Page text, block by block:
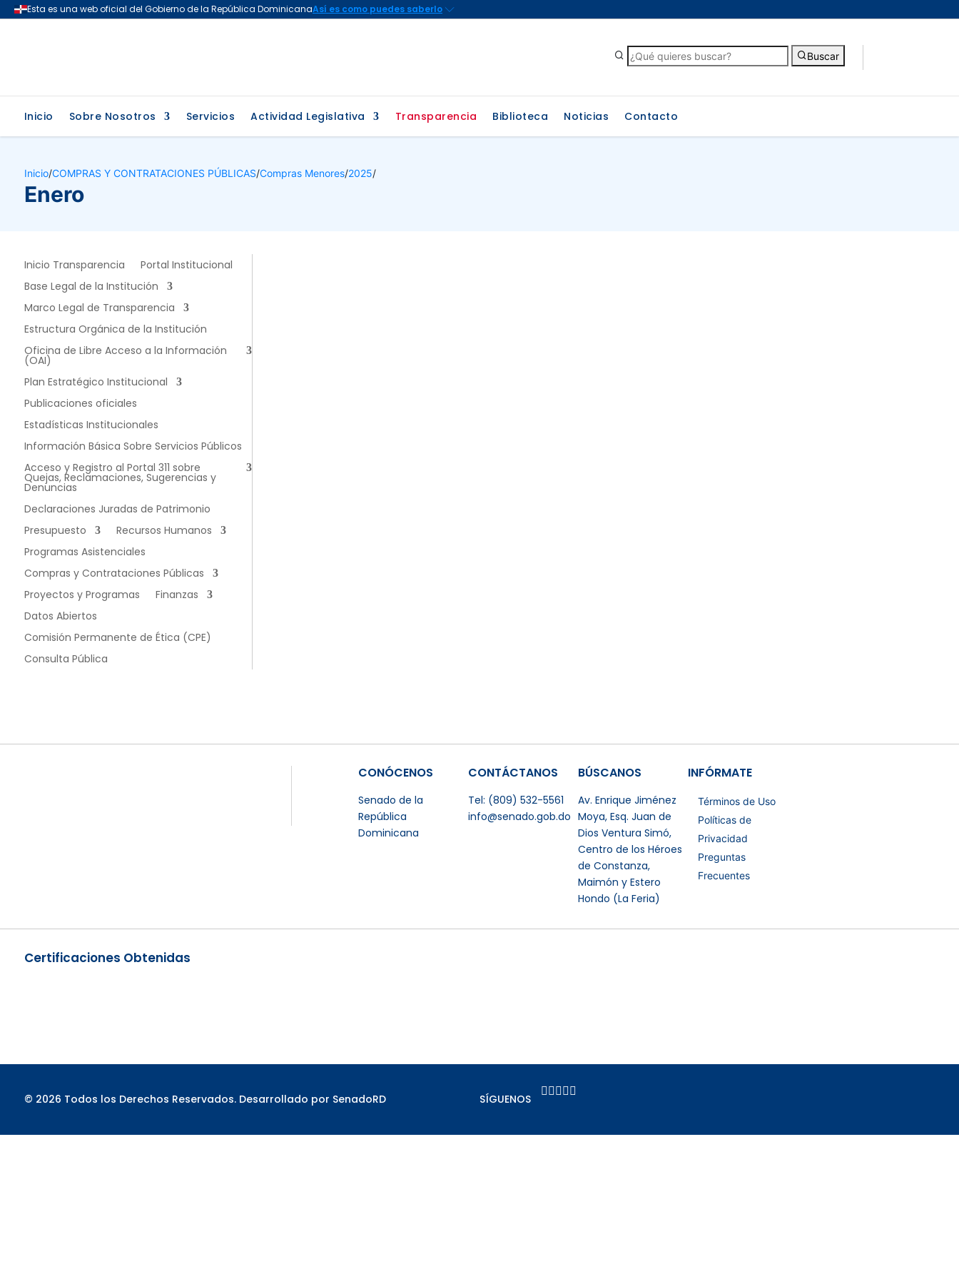
Buscar
Inicio Sobre Nosotros Servicios Actividad Legislativa Transparencia Biblioteca Noticias Contacto
Inicio/COMPRAS Y CONTRATACIONES PÚBLICAS/Compras Menores/2025/
Enero
Inicio Transparencia
Portal Institucional
Base Legal de la Institución
Marco Legal de Transparencia
Estructura Orgánica de la Institución
Oficina de Libre Acceso a la Información
(OAI)
Plan Estratégico Institucional
Publicaciones oficiales
Estadísticas Institucionales
Información Básica Sobre Servicios Públicos
Acceso y Registro al Portal 311 sobre
Quejas, Reclamaciones, Sugerencias y
Denuncias
Declaraciones Juradas de Patrimonio
Presupuesto
Recursos Humanos
Programas Asistenciales
Compras y Contrataciones Públicas
Proyectos y Programas
Finanzas
Datos Abiertos
Comisión Permanente de Ética (CPE)
Consulta Pública
CONÓCENOS
Senado de la
República
Dominicana
CONTÁCTANOS
Tel: (809) 532-5561
info@senado.gob.do
BÚSCANOS
Av. Enrique Jiménez
Moya, Esq. Juan de
Dios Ventura Simó,
Centro de los Héroes
de Constanza,
Maimón y Estero
Hondo (La Feria)
INFÓRMATE
Términos de Uso
Políticas de
Privacidad
Preguntas
Frecuentes
Certificaciones Obtenidas
© 2026 Todos los Derechos Reservados. Desarrollado por SenadoRD SÍGUENOS
    